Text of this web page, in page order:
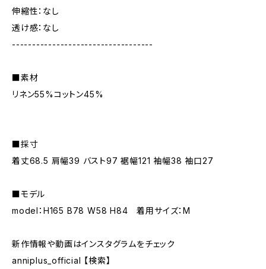
伸縮性：なし
透け感：なし
-----------------------------------
■素材
リネン55%コットン45%
■採寸
着丈68.5 肩幅39 バスト97 裾幅121 袖幅38 袖口27
■モデル
model：H165 B78 W58 H84 着用サイズ：M
新作情報や動画はインスタグラムをチェック
anniplus_official 【検索】